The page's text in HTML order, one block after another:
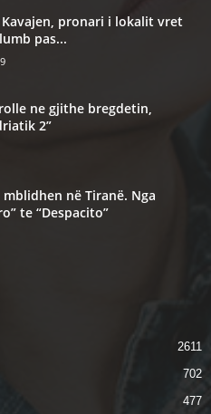
pronari i lokalit vret
pas...
ne gjithe bregdetin,
2”
në Tiranë. Nga
te “Despacito”
2611
702
477